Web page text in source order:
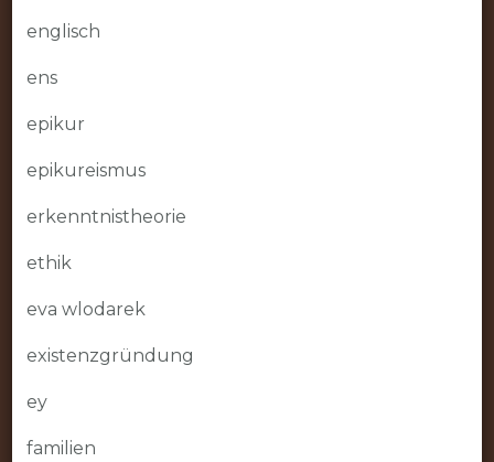
englisch
ens
epikur
epikureismus
erkenntnistheorie
ethik
eva wlodarek
existenzgründung
ey
familien